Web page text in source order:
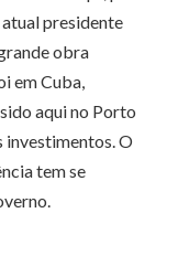
presidente
obra
em Cuba,
aqui no Porto
investimentos. O
tem se